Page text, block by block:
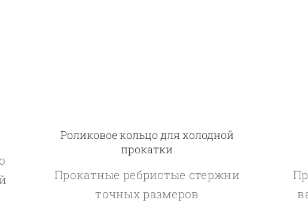
Роликовое кольцо для холодной
прокатки
Прокатные ребристые стержни
точных размеров